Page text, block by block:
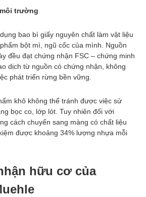
trường
bao bì giấy nguyên chất làm vật liệu
bột mì, ngũ cốc của mình. Nguồn
đều đạt chứng nhận FSC – chứng minh
dịch từ nguồn có chứng nhận, không
phát triển rừng bền vững.
khô không thể tránh được việc sử
bọc co, lớp lót. Tuy nhiên đối với
cách chuyển sang màng có chất liệu
được khoảng 34% lượng nhựa mỗi
hữu cơ của